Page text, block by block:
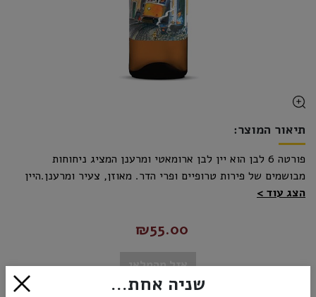
תיאור המוצר:
פורטה 6 לבן הוא יין לבן ארומאטי ומרענן המציג ניחוחות
מבושמים של פירות טרופיים ופרי הדר. מאוזן, צעיר ומרענן.היין
עבר תסיסה במיכלי נירוסטה מבוקרי טמפרטורה.
הצג עוד
₪55.00
אזל מהמלאי
שניה אחת...